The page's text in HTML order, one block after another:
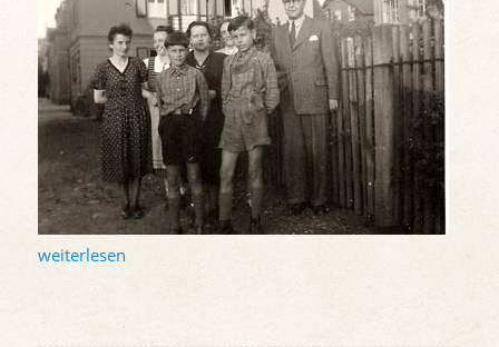
weiterlesen